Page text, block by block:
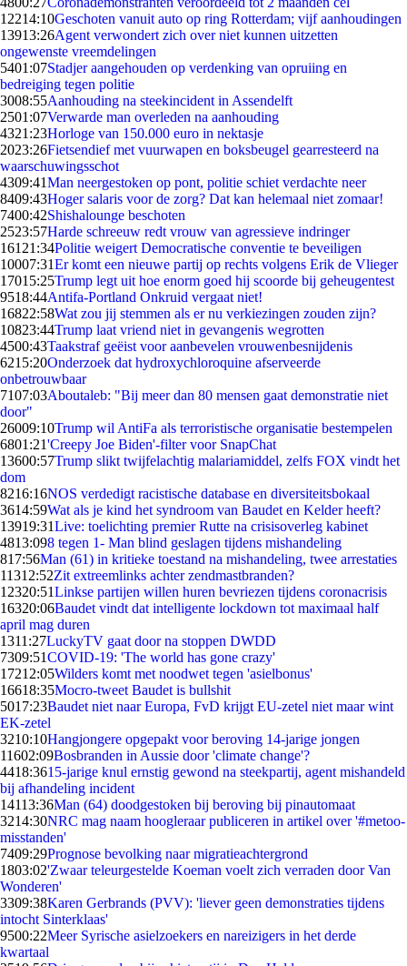
12214:10Geschoten vanuit auto op ring Rotterdam; vijf aanhoudingen
13913:26Agent verwondert zich over niet kunnen uitzetten
ongewenste vreemdelingen
5401:07Stadjer aangehouden op verdenking van opruiing en
bedreiging tegen politie
3008:55Aanhouding na steekincident in Assendelft
2501:07Verwarde man overleden na aanhouding
4321:23Horloge van 150.000 euro in nektasje
2023:26Fietsendief met vuurwapen en boksbeugel gearresteerd na
waarschuwingsschot
4309:41Man neergestoken op pont, politie schiet verdachte neer
8409:43Hoger salaris voor de zorg? Dat kan helemaal niet zomaar!
7400:42Shishalounge beschoten
2523:57Harde schreeuw redt vrouw van agressieve indringer
161 21:34Politie weigert Democratische conventie te beveiligen
10007:31Er komt een nieuwe partij op rechts volgens Erik de Vlieger
17015:25Trump legt uit hoe enorm goed hij scoorde bij geheugentest
9518:44Antifa-Portland Onkruid vergaat niet!
16822:58Wat zou jij stemmen als er nu verkiezingen zouden zijn?
10823:44Trump laat vriend niet in gevangenis wegrotten
4500:43Taakstraf geëist voor aanbevelen vrouwenbesnijdenis
6215:20Onderzoek dat hydroxychloroquine afserveerde
onbetrouwbaar
7107:03Aboutaleb: "Bij meer dan 80 mensen gaat demonstratie niet
door"
26009:10Trump wil AntiFa als terroristische organisatie bestempelen
6801:21'Creepy Joe Biden'-filter voor SnapChat
13600:57Trump slikt twijfelachtig malariamiddel, zelfs FOX vindt het
dom
8216:16NOS verdedigt racistische database en diversiteitsbokaal
3614:59Wat als je kind het syndroom van Baudet en Kelder heeft?
13919:31Live: toelichting premier Rutte na crisisoverleg kabinet
4813:098 tegen 1- Man blind geslagen tijdens mishandeling
817:56Man (61) in kritieke toestand na mishandeling, twee arrestaties
11312:52Zit extreemlinks achter zendmastbranden?
12320:51Linkse partijen willen huren bevriezen tijdens coronacrisis
16320:06Baudet vindt dat intelligente lockdown tot maximaal half
april mag duren
1311:27LuckyTV gaat door na stoppen DWDD
7309:51COVID-19: 'The world has gone crazy'
17212:05Wilders komt met noodwet tegen 'asielbonus'
16618:35Mocro-tweet Baudet is bullshit
5017:23Baudet niet naar Europa, FvD krijgt EU-zetel niet maar wint
EK-zetel
3210:10Hangjongere opgepakt voor beroving 14-jarige jongen
11602:09Bosbranden in Aussie door 'climate change'?
4418:3615-jarige knul ernstig gewond na steekpartij, agent mishandeld
bij afhandeling incident
14113:36Man (64) doodgestoken bij beroving bij pinautomaat
3214:30NRC mag naam hoogleraar publiceren in artikel over '#metoo-
misstanden'
7409:29Prognose bevolking naar migratieachtergrond
1803:02'Zwaar teleurgestelde Koeman voelt zich verraden door Van
Wonderen'
3309:38Karen Gerbrands (PVV): 'liever geen demonstraties tijdens
intocht Sinterklaas'
9500:22Meer Syrische asielzoekers en nareizigers in het derde
kwartaal